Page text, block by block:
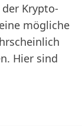
Krypto-
mögliche
Hier sind